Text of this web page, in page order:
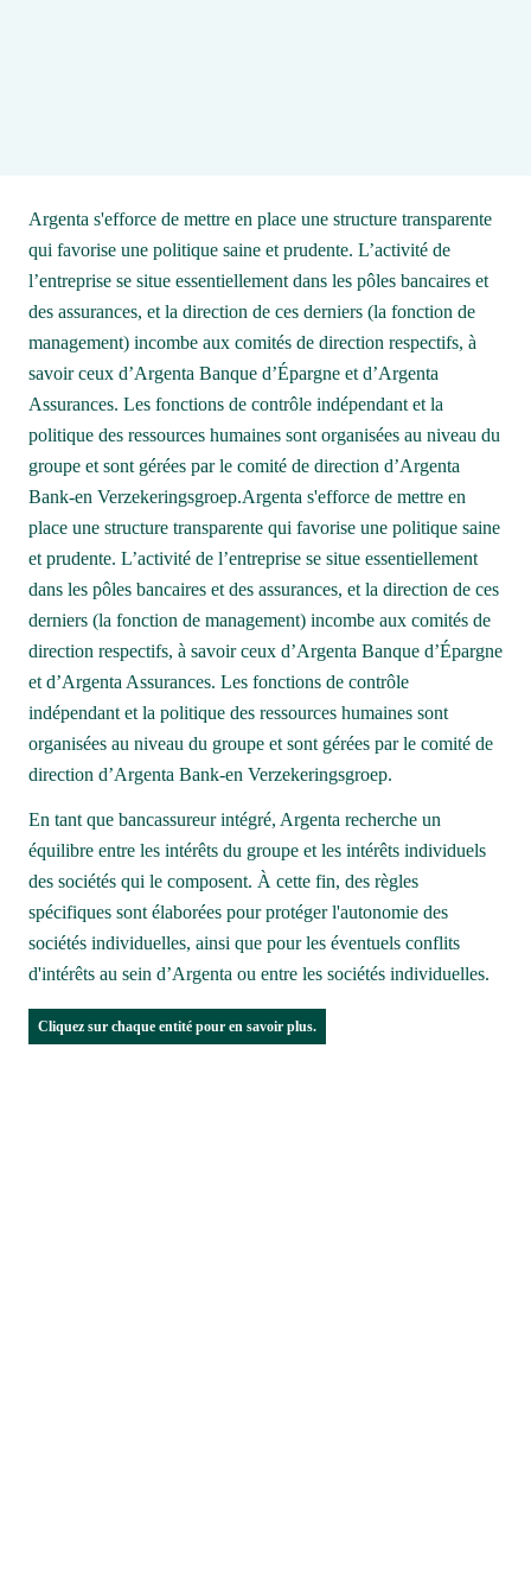
Argenta s'efforce de mettre en place une structure transparente
qui favorise une politique saine et prudente. L’activité de
l’entreprise se situe essentiellement dans les pôles bancaires et
des assurances, et la direction de ces derniers (la fonction de
management) incombe aux comités de direction respectifs, à
savoir ceux d’Argenta Banque d’Épargne et d’Argenta
Assurances. Les fonctions de contrôle indépendant et la
politique des ressources humaines sont organisées au niveau du
groupe et sont gérées par le comité de direction d’Argenta
Bank-en Verzekeringsgroep.Argenta s'efforce de mettre en
place une structure transparente qui favorise une politique saine
et prudente. L’activité de l’entreprise se situe essentiellement
dans les pôles bancaires et des assurances, et la direction de ces
derniers (la fonction de management) incombe aux comités de
direction respectifs, à savoir ceux d’Argenta Banque d’Épargne
et d’Argenta Assurances. Les fonctions de contrôle
indépendant et la politique des ressources humaines sont
organisées au niveau du groupe et sont gérées par le comité de
direction d’Argenta Bank-en Verzekeringsgroep.
En tant que bancassureur intégré, Argenta recherche un
équilibre entre les intérêts du groupe et les intérêts individuels
des sociétés qui le composent. À cette fin, des règles
spécifiques sont élaborées pour protéger l'autonomie des
sociétés individuelles, ainsi que pour les éventuels conflits
d'intérêts au sein d’Argenta ou entre les sociétés individuelles.
Cliquez sur chaque entité pour en savoir plus.